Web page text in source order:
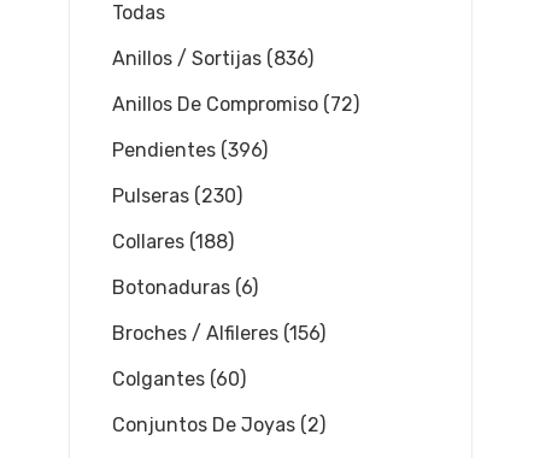
Todas
Anillos / Sortijas (836)
Anillos De Compromiso (72)
Pendientes (396)
Pulseras (230)
Collares (188)
Botonaduras (6)
Broches / Alfileres (156)
Colgantes (60)
Conjuntos De Joyas (2)